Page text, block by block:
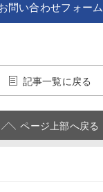
問い合わせフォーム
記事一覧に戻る
ページ上部へ戻る